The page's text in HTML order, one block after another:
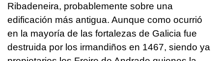
Ribadeneira, probablemente sobre una
edificación más antigua. Aunque como ocurrió
en la mayoría de las fortalezas de Galicia fue
destruida por los irmandiños en 1467, siendo ya